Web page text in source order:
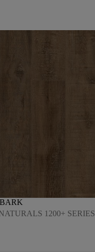
BARK
1200+ SERIES